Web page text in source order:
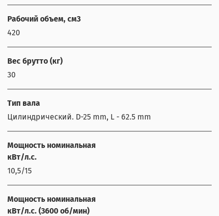
Рабочий объем, см3
420
Вес брутто (кг)
30
Тип вала
Цилиндрический. D-25 mm, L - 62.5 mm
Мощность номинальная
кВт/л.с.
10,5/15
Мощность номинальная
кВт/л.с. (3600 об/мин)